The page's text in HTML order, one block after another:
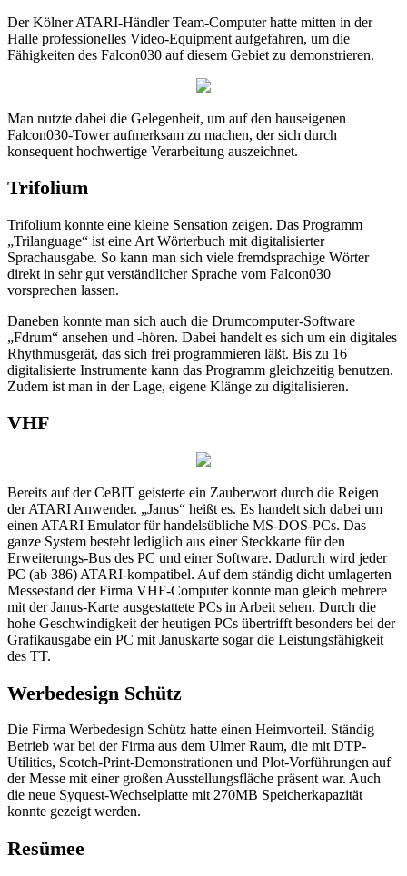
Der Kölner ATARI-Händler Team-Computer hatte mitten in der
Halle professionelles Video-Equipment aufgefahren, um die
Fähigkeiten des Falcon030 auf diesem Gebiet zu demonstrieren.
Man nutzte dabei die Gelegenheit, um auf den hauseigenen
Falcon030-Tower aufmerksam zu machen, der sich durch
konsequent hochwertige Verarbeitung auszeichnet.
Trifolium
Trifolium konnte eine kleine Sensation zeigen. Das Programm
„Trilanguage“ ist eine Art Wörterbuch mit digitalisierter
Sprachausgabe. So kann man sich viele fremdsprachige Wörter
direkt in sehr gut verständlicher Sprache vom Falcon030
vorsprechen lassen.
Daneben konnte man sich auch die Drumcomputer-Software
„Fdrum“ ansehen und -hören. Dabei handelt es sich um ein digitales
Rhythmusgerät, das sich frei programmieren läßt. Bis zu 16
digitalisierte Instrumente kann das Programm gleichzeitig benutzen.
Zudem ist man in der Lage, eigene Klänge zu digitalisieren.
VHF
Bereits auf der CeBIT geisterte ein Zauberwort durch die Reigen
der ATARI Anwender. „Janus“ heißt es. Es handelt sich dabei um
einen ATARI Emulator für handelsübliche MS-DOS-PCs. Das
ganze System besteht lediglich aus einer Steckkarte für den
Erweiterungs-Bus des PC und einer Software. Dadurch wird jeder
PC (ab 386) ATARI-kompatibel. Auf dem ständig dicht umlagerten
Messestand der Firma VHF-Computer konnte man gleich mehrere
mit der Janus-Karte ausgestattete PCs in Arbeit sehen. Durch die
hohe Geschwindigkeit der heutigen PCs übertrifft besonders bei der
Grafikausgabe ein PC mit Januskarte sogar die Leistungsfähigkeit
des TT.
Werbedesign Schütz
Die Firma Werbedesign Schütz hatte einen Heimvorteil. Ständig
Betrieb war bei der Firma aus dem Ulmer Raum, die mit DTP-
Utilities, Scotch-Print-Demonstrationen und Plot-Vorführungen auf
der Messe mit einer großen Ausstellungsfläche präsent war. Auch
die neue Syquest-Wechselplatte mit 270MB Speicherkapazität
konnte gezeigt werden.
Resümee